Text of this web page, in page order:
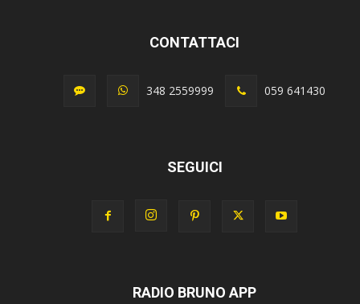
CONTATTACI
348 2559999 059 641430
SEGUICI
RADIO BRUNO APP